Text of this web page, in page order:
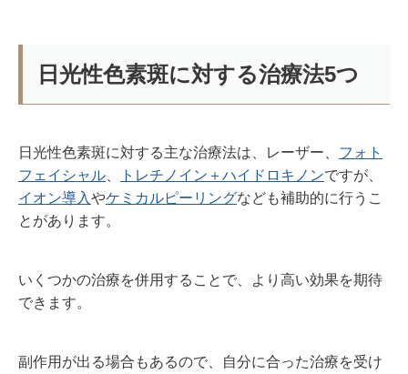
日光性色素斑に対する治療法5つ
日光性色素斑に対する主な治療法は、レーザー、 フォト
フェイシャル
トレチノイン＋ハイドロキノンですが、
イオン導入やケミカルピーリングなども補助的に行うこ
とがあります。
いくつかの治療を併用することで、より高い効果を期待
できます。
副作用が出る場合もあるので、自分に合った治療を受け